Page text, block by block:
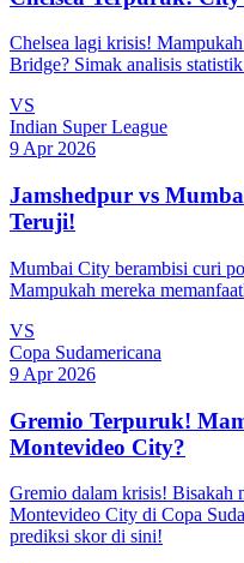
Chelsea lagi krisis!
Bridge? Simak analisis
VS
Indian Super League
9 Apr 2026
Jamshedpur vs
Teruji!
Mumbai City berambisi curi
Mampukah mereka
VS
Copa Sudamericana
9 Apr 2026
Gremio Terpuruk!
Montevideo City?
Gremio dalam krisis! Bisakah
Montevideo City di Copa
prediksi skor di sini!